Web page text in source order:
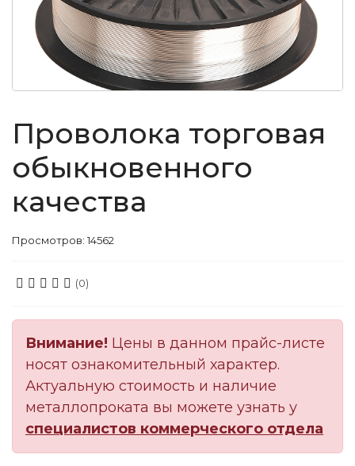
Проволока торговая
обыкновенного
качества
Просмотров: 14562
(0)
Внимание! Цены в данном прайс-листе
носят ознакомительный характер.
Актуальную стоимость и наличие
металлопроката вы можете узнать у
специалистов коммерческого отдела